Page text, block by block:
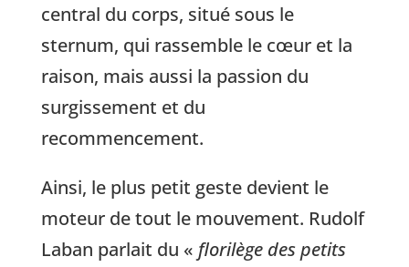
central du corps, situé sous le
sternum, qui rassemble le cœur et la
raison, mais aussi la passion du
surgissement et du
recommencement.
Ainsi, le plus petit geste devient le
moteur de tout le mouvement. Rudolf
Laban parlait du « florilège des petits